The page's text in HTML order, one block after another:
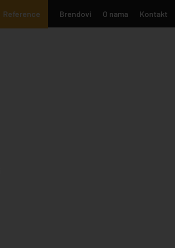
Reference Brendovi O nama Kontakt